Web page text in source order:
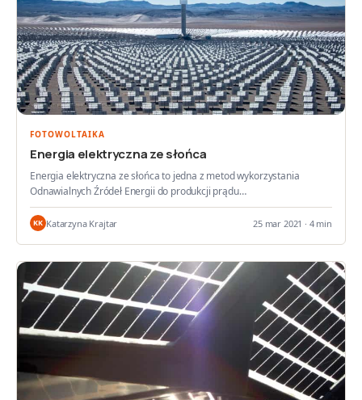
FOTOWOLTAIKA
Energia elektryczna ze słońca
Energia elektryczna ze słońca to jedna z metod wykorzystania
Odnawialnych Źródeł Energii do produkcji prądu…
KK Katarzyna Krajtar 25 mar 2021 · 4 min